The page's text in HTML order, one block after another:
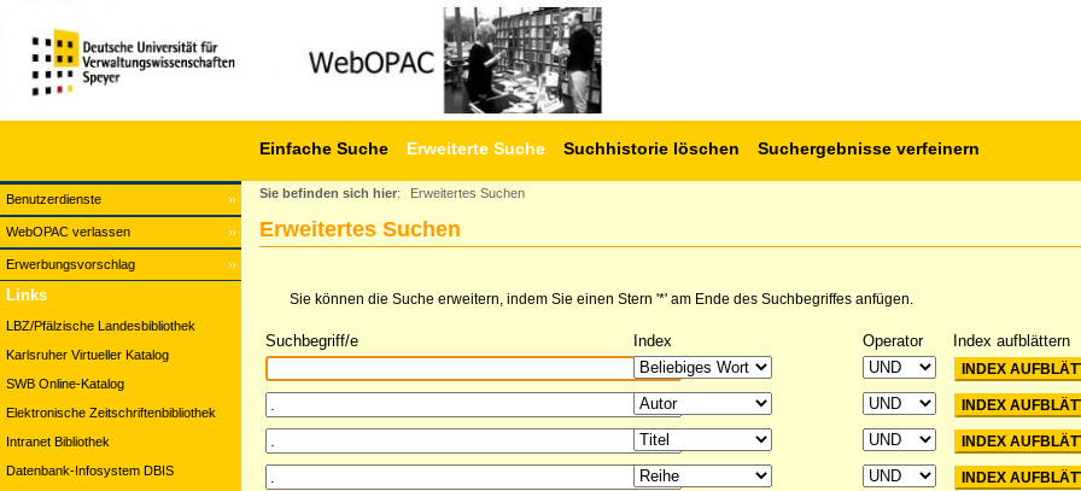
Benutzerdienste
WebOPAC verlassen
Erwerbungsvorschlag
Einfache Suche Erweiterte Suche Suchhistorie löschen Suchergebnisse verfeinern
Links
LBZ/Pfälzische Landesbibliothek
Karlsruher Virtueller Katalog
SWB Online-Katalog
Elektronische Zeitschriftenbibliothek
Intranet Bibliothek
Datenbank-Infosystem DBIS
Sie befinden sich hier: Erweitertes Suchen
Erweitertes Suchen
Sie können die Suche erweitern, indem Sie einen Stern '*' am Ende des Suchbegriffes anfügen.
Suchbegriff/e Index Operator Index aufblättern